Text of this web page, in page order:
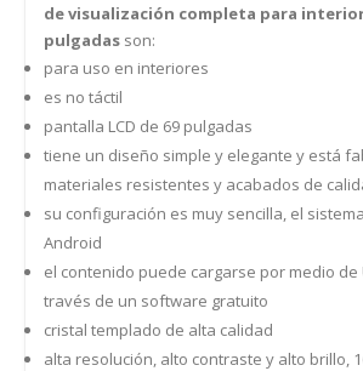
de visualización completa para
pulgadas son:
para uso en interiores
es no táctil
pantalla LCD de 69 pulgadas
tiene un diseño simple y elegante y está
materiales resistentes y acabados de
su configuración es muy sencilla, el
Android
el contenido puede cargarse por medio de
través de un software gratuito
cristal templado de alta calidad
alta resolución, alto contraste y alto brillo,